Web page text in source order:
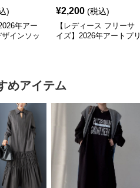
)
年アー
ザインソッ
¥2,200 (税込)
【レディース フリーサ
イズ】2026年アートプリ
めアイテム